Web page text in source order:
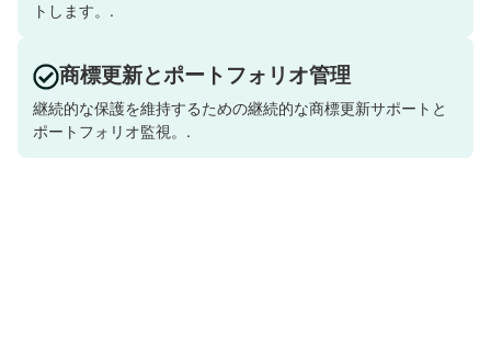
トします。.
商標更新とポートフォリオ管理
継続的な保護を維持するための継続的な商標更新サポートと
ポートフォリオ監視。.